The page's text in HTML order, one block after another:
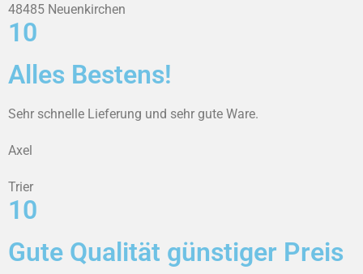
48485 Neuenkirchen
10
Alles Bestens!
Sehr schnelle Lieferung und sehr gute Ware.
Axel
Trier
10
Gute Qualität günstiger Preis